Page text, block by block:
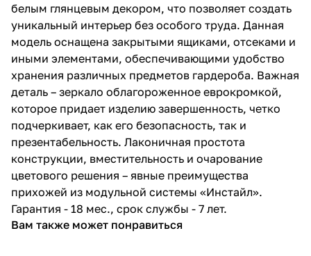
белым глянцевым декором, что позволяет создать
уникальный интерьер без особого труда. Данная
модель оснащена закрытыми ящиками, отсеками и
иными элементами, обеспечивающими удобство
хранения различных предметов гардероба. Важная
деталь – зеркало облагороженное еврокромкой,
которое придает изделию завершенность, четко
подчеркивает, как его безопасность, так и
презентабельность. Лаконичная простота
конструкции, вместительность и очарование
цветового решения – явные преимущества
прихожей из модульной системы «Инстайл».
Гарантия - 18 мес., срок службы - 7 лет.
Вам также может понравиться